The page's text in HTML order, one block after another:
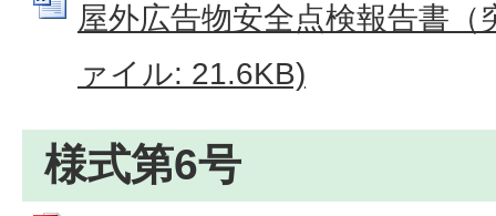
屋外広告物安全点検報告書（
ァイル: 21.6KB)
様式第6号